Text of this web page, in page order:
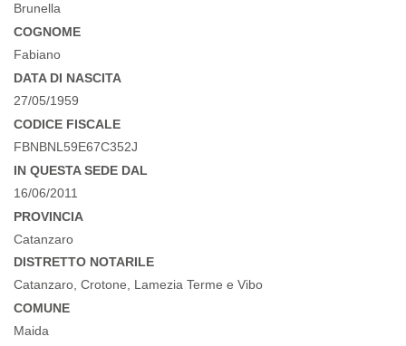
Brunella
COGNOME
Fabiano
DATA DI NASCITA
27/05/1959
CODICE FISCALE
FBNBNL59E67C352J
IN QUESTA SEDE DAL
16/06/2011
PROVINCIA
Catanzaro
DISTRETTO NOTARILE
Catanzaro, Crotone, Lamezia Terme e Vibo
COMUNE
Maida